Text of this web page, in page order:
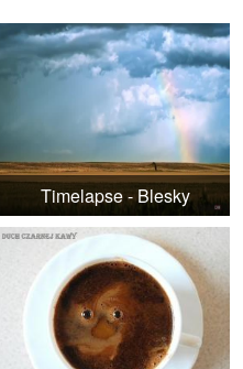
Timelapse - Blesky